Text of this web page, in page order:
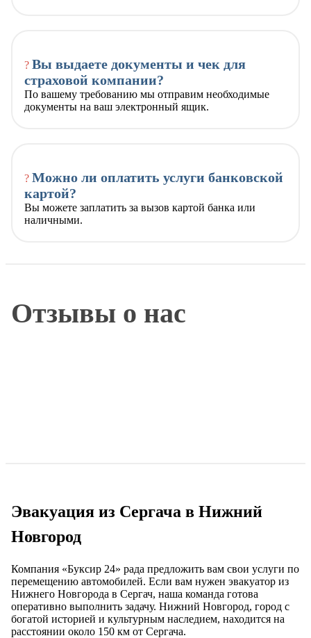
? Вы выдаете документы и чек для
страховой компании?
По вашему требованию мы отправим необходимые
документы на ваш электронный ящик.
? Можно ли оплатить услуги банковской
картой?
Вы можете заплатить за вызов картой банка или
наличными.
Отзывы о нас
Эвакуация из Сергача в Нижний
Новгород
Компания «Буксир 24» рада предложить вам свои услуги по
перемещению автомобилей. Если вам нужен эвакуатор из
Нижнего Новгорода в Сергач, наша команда готова
оперативно выполнить задачу. Нижний Новгород, город с
богатой историей и культурным наследием, находится на
расстоянии около 150 км от Сергача.